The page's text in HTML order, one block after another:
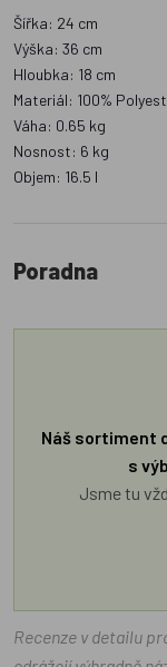
Šířka: 24 cm
Výška: 36 cm
Hloubka: 18 cm
Materiál: 100%
Váha: 0.65 kg
Nosnost: 6 kg
Objem: 16.5 l
Poradna
Náš sortiment
s
Jsme tu
Recenze v detailu